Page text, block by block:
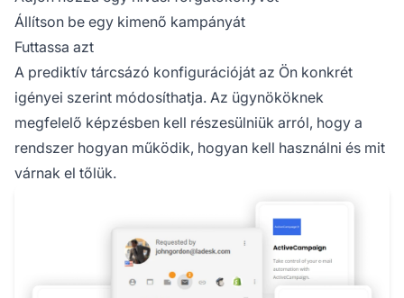
Állítson be egy kimenő kampányát
Futtassa azt
A prediktív tárcsázó konfigurációját az Ön konkrét
igényei szerint módosíthatja. Az ügynököknek
megfelelő képzésben kell részesülniük arról, hogy a
rendszer hogyan működik, hogyan kell használni és mit
várnak el tőlük.